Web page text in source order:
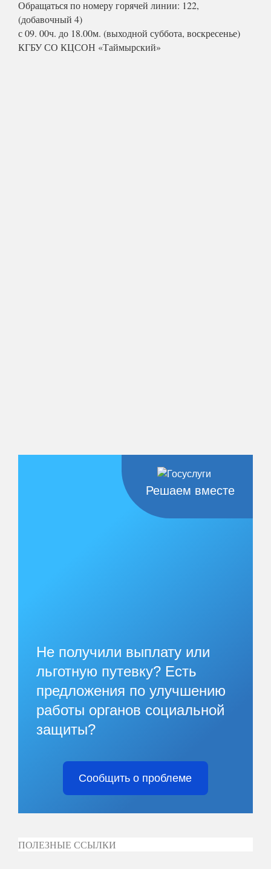
Обращаться по номеру горячей линии: 122,
(добавочный 4)
с 09. 00ч. до 18.00м. (выходной суббота, воскресенье)
КГБУ СО КЦСОН «Таймырский»
Решаем вместе
Не получили выплату или
льготную путевку? Есть
предложения по улучшению
работы органов социальной
защиты?
Сообщить о проблеме
ПОЛЕЗНЫЕ ССЫЛКИ